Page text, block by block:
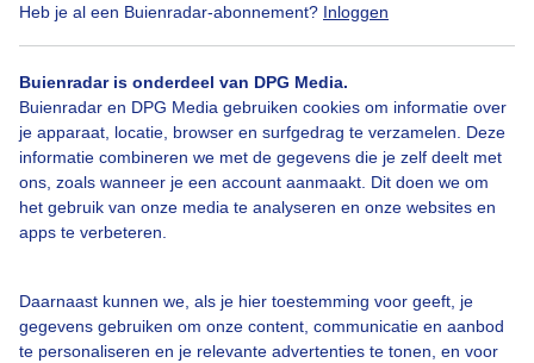
Heb je al een Buienradar-abonnement? Inloggen
Buienradar is onderdeel van DPG Media.
Buienradar en DPG Media gebruiken cookies om informatie over
je apparaat, locatie, browser en surfgedrag te verzamelen. Deze
informatie combineren we met de gegevens die je zelf deelt met
ons, zoals wanneer je een account aanmaakt. Dit doen we om
het gebruik van onze media te analyseren en onze websites en
apps te verbeteren.
Daarnaast kunnen we, als je hier toestemming voor geeft, je
gegevens gebruiken om onze content, communicatie en aanbod
te personaliseren en je relevante advertenties te tonen, en voor
Een moment geduld aub...